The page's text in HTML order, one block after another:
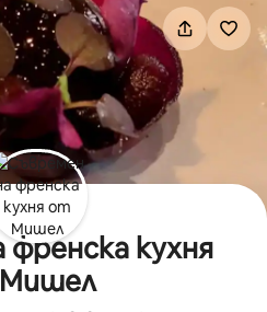
кухня